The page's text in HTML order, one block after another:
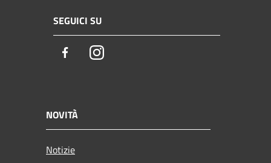
SEGUICI SU
FacebookInstagram
NOVITÀ
Notizie